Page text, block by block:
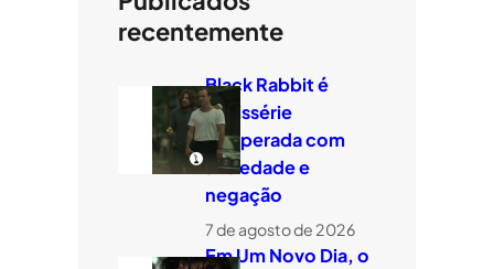
recentemente
Black Rabbit é
minissérie
temperada com
ansiedade e
negação
7 de agosto de 2026
Em Um Novo Dia, o